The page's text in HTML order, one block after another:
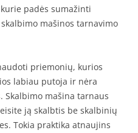
padės sumažinti
mašinos tarnavimo
priemonių, kurios
labiau putoja ir nėra
Skalbimo mašina tarnaus
ją skalbtis be skalbinių
Tokia praktika atnaujins